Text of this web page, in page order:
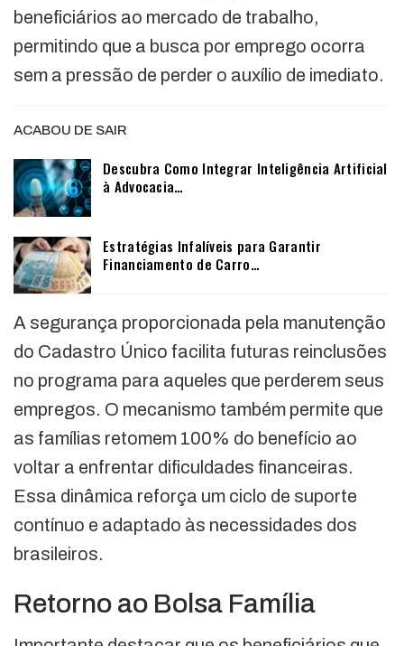
beneficiários ao mercado de trabalho,
permitindo que a busca por emprego ocorra
sem a pressão de perder o auxílio de imediato.
ACABOU DE SAIR
Descubra Como Integrar Inteligência Artificial
à Advocacia…
Estratégias Infalíveis para Garantir
Financiamento de Carro…
A segurança proporcionada pela manutenção
do Cadastro Único facilita futuras reinclusões
no programa para aqueles que perderem seus
empregos. O mecanismo também permite que
as famílias retomem 100% do benefício ao
voltar a enfrentar dificuldades financeiras.
Essa dinâmica reforça um ciclo de suporte
contínuo e adaptado às necessidades dos
brasileiros.
Retorno ao Bolsa Família